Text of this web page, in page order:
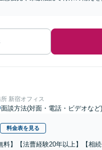
新宿オフィス
面談方法(対面・電話・ビデオなど
料金表を見る
料】【法曹経験20年以上】【